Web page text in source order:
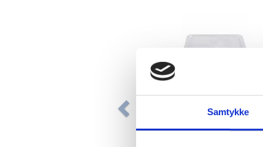
Samtykke
Låg klar PLAST til standard
bakke PP